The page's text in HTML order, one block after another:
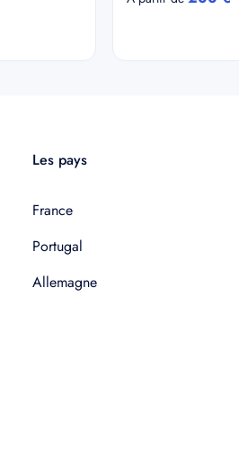
Les pays
France
Portugal
Allemagne